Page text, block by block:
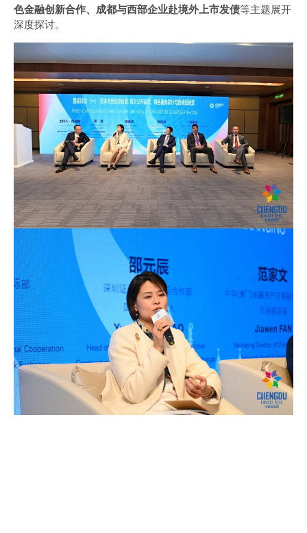
色金融创新合作、成都与西部企业赴境外上市发债等主题展开
深度探讨。